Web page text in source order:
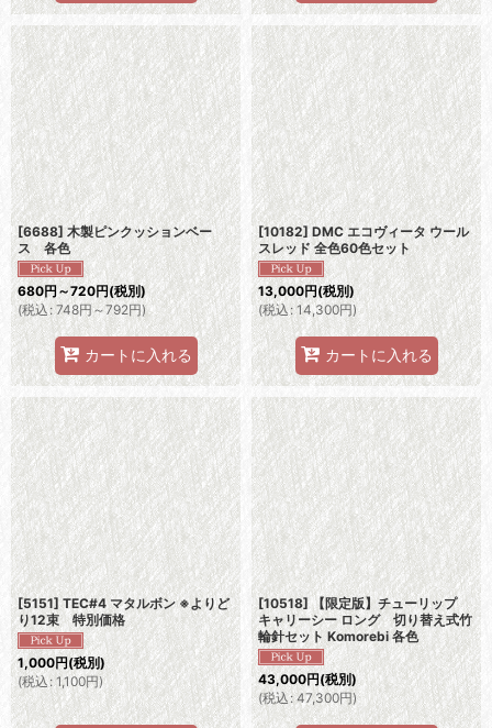
[6688] 木製ピンクッションベー
ス 各色
680円 ～720円(税別)
(税込 : 748円～792円)
カートに入れる
[10182] DMC エコヴィータ ウール
スレッド 全色60色セット
13,000円(税別)
(税込 : 14,300円)
カートに入れる
[5151] TEC#4 マタルボン ※よりど
り12束 特別価格
1,000円(税別)
(税込: 1,100円)
[10518] 【限定版】チューリップ
キャリーシー ロング 切り替え式竹
輪針セット Komorebi 各色
43,000円(税別)
(税込: 47,300円)